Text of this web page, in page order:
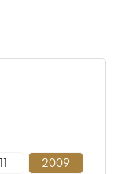
2009